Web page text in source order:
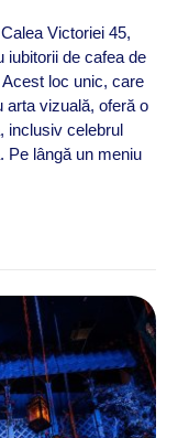
Victoriei 45,
iubitorii de cafea de
loc unic, care
vizuală, oferă o
inclusiv celebrul
Pe lângă un meniu